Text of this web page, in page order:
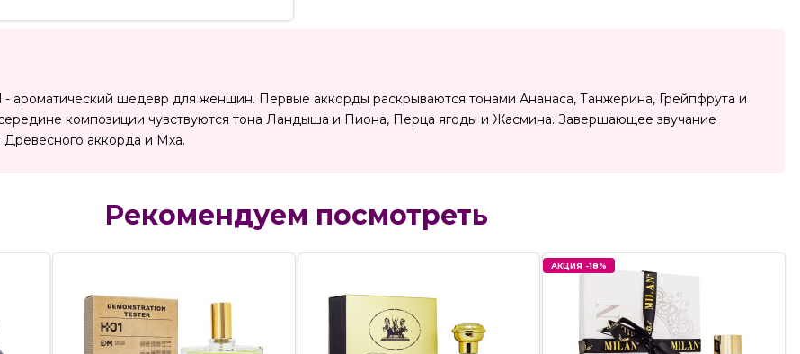
ароматический шедевр для женщин. Первые аккорды раскрываются тонами Ананаса, Танжерина, Грейпфрута и
композиции чувствуются тона Ландыша и Пиона, Перца ягоды и Жасмина. Завершающее звучание
аккорда и Мха.
Рекомендуем посмотреть
АКЦИЯ -18%